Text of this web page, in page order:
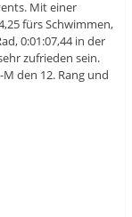
Mit einer
fürs Schwimmen,
0:01:07,44 in der
zufrieden sein.
den 12. Rang und